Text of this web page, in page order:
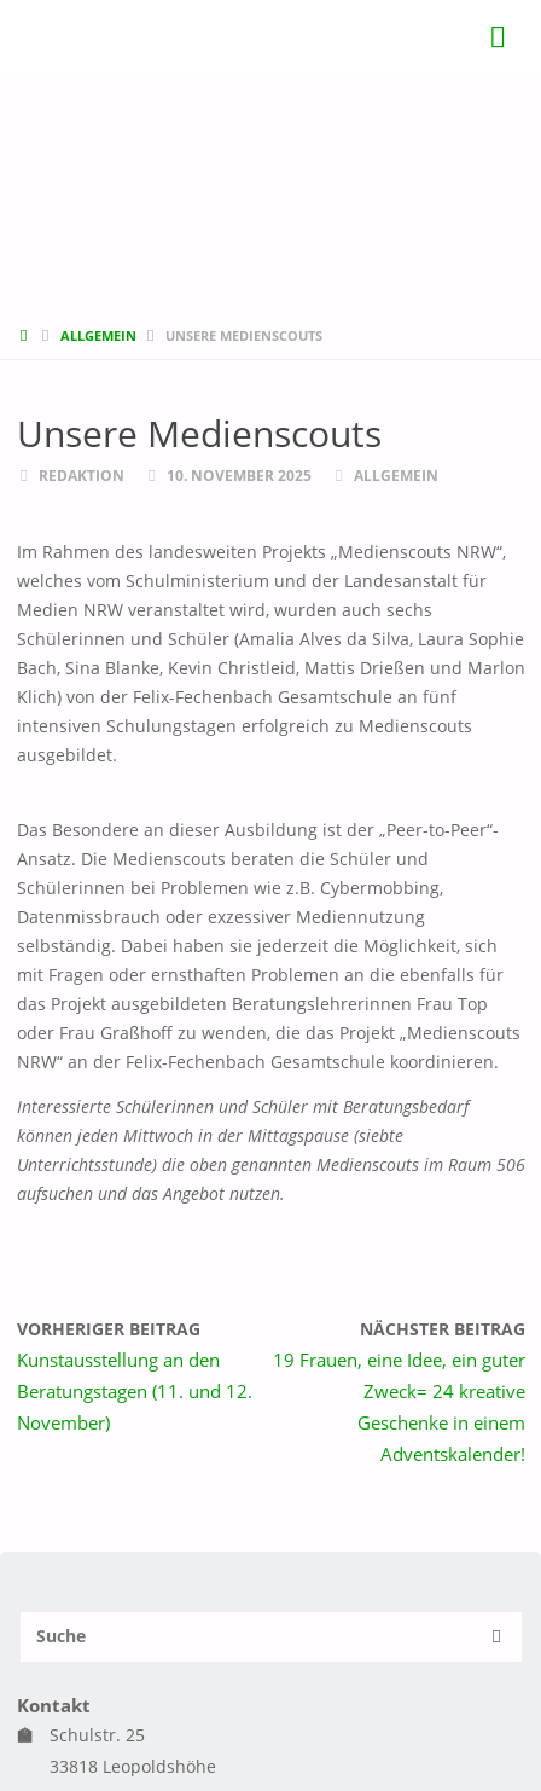
STARTALLGEMEIN UNSERE MEDIENSCOUTS
Unsere Medienscouts
REDAKTION 10. NOVEMBER 2025 ALLGEMEIN
Im Rahmen des landesweiten Projekts „Medienscouts NRW“,
welches vom Schulministerium und der Landesanstalt für
Medien NRW veranstaltet wird, wurden auch sechs
Schülerinnen und Schüler (Amalia Alves da Silva, Laura Sophie
Bach, Sina Blanke, Kevin Christleid, Mattis Drießen und Marlon
Klich) von der Felix-Fechenbach Gesamtschule an fünf
intensiven Schulungstagen erfolgreich zu Medienscouts
ausgebildet.
Das Besondere an dieser Ausbildung ist der „Peer-to-Peer“-
Ansatz. Die Medienscouts beraten die Schüler und
Schülerinnen bei Problemen wie z.B. Cybermobbing,
Datenmissbrauch oder exzessiver Mediennutzung
selbständig. Dabei haben sie jederzeit die Möglichkeit, sich
mit Fragen oder ernsthaften Problemen an die ebenfalls für
das Projekt ausgebildeten Beratungslehrerinnen Frau Top
oder Frau Graßhoff zu wenden, die das Projekt „Medienscouts
NRW“ an der Felix-Fechenbach Gesamtschule koordinieren.
Interessierte Schülerinnen und Schüler mit Beratungsbedarf
können jeden Mittwoch in der Mittagspause (siebte
Unterrichtsstunde) die oben genannten Medienscouts im Raum 506
aufsuchen und das Angebot nutzen.
VORHERIGER BEITRAG
Kunstausstellung an den
Beratungstagen (11. und 12.
November)
NÄCHSTER BEITRAG
19 Frauen, eine Idee, ein guter
Zweck= 24 kreative
Geschenke in einem
Adventskalender!
Kontakt
🏫
Schulstr. 25
33818 Leopoldshöhe